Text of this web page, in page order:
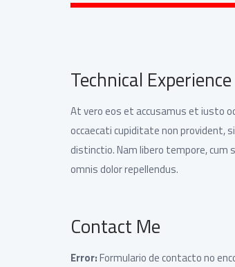
Technical Experience
At vero eos et accusamus et iusto
occaecati cupiditate non provident,
distinctio. Nam libero tempore, cum
omnis dolor repellendus.
Contact Me
Error:Formulario de contacto no